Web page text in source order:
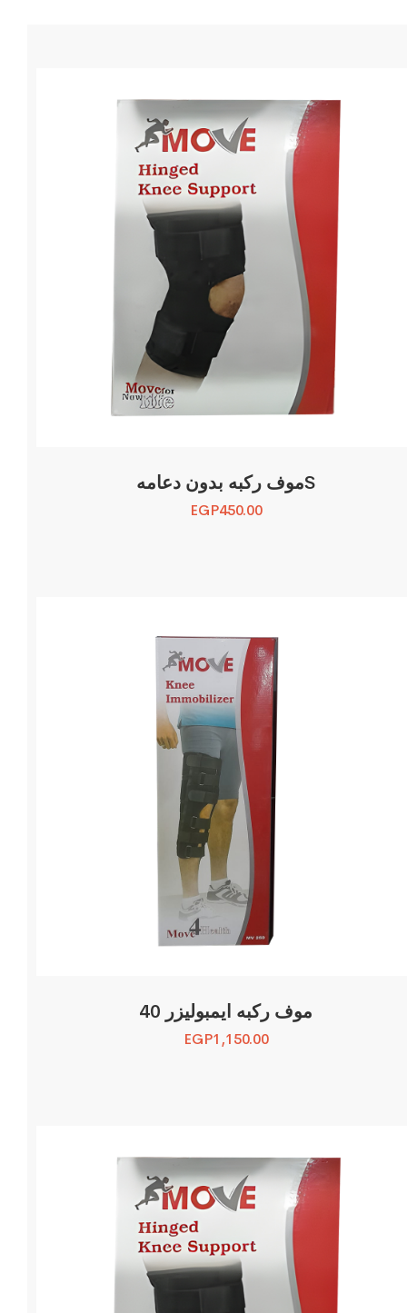
موف ركبه بدون دعامهS
EGP450.00
موف ركبه ايمبوليزر 40
EGP1,150.00